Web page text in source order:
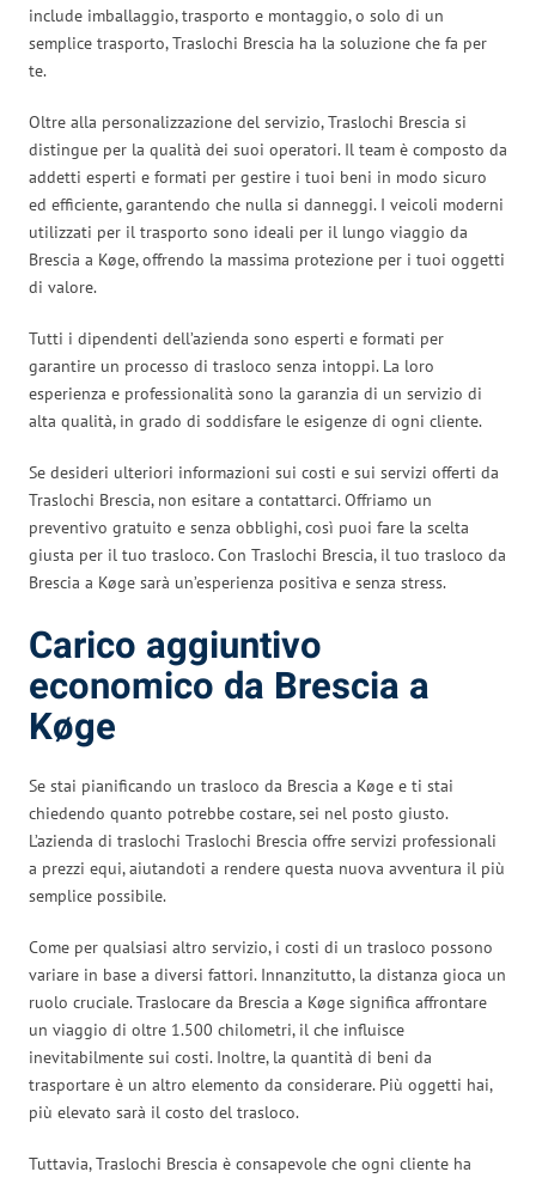
include imballaggio, trasporto e montaggio, o solo di un
semplice trasporto, Traslochi Brescia ha la soluzione che fa per
te.
Oltre alla personalizzazione del servizio, Traslochi Brescia si
distingue per la qualità dei suoi operatori. Il team è composto da
addetti esperti e formati per gestire i tuoi beni in modo sicuro
ed efficiente, garantendo che nulla si danneggi. I veicoli moderni
utilizzati per il trasporto sono ideali per il lungo viaggio da
Brescia a Køge, offrendo la massima protezione per i tuoi oggetti
di valore.
Tutti i dipendenti dell’azienda sono esperti e formati per
garantire un processo di trasloco senza intoppi. La loro
esperienza e professionalità sono la garanzia di un servizio di
alta qualità, in grado di soddisfare le esigenze di ogni cliente.
Se desideri ulteriori informazioni sui costi e sui servizi offerti da
Traslochi Brescia, non esitare a contattarci. Offriamo un
preventivo gratuito e senza obblighi, così puoi fare la scelta
giusta per il tuo trasloco. Con Traslochi Brescia, il tuo trasloco da
Brescia a Køge sarà un’esperienza positiva e senza stress.
Carico aggiuntivo
economico da Brescia a
Køge
Se stai pianificando un trasloco da Brescia a Køge e ti stai
chiedendo quanto potrebbe costare, sei nel posto giusto.
L’azienda di traslochi Traslochi Brescia offre servizi professionali
a prezzi equi, aiutandoti a rendere questa nuova avventura il più
semplice possibile.
Come per qualsiasi altro servizio, i costi di un trasloco possono
variare in base a diversi fattori. Innanzitutto, la distanza gioca un
ruolo cruciale. Traslocare da Brescia a Køge significa affrontare
un viaggio di oltre 1.500 chilometri, il che influisce
inevitabilmente sui costi. Inoltre, la quantità di beni da
trasportare è un altro elemento da considerare. Più oggetti hai,
più elevato sarà il costo del trasloco.
Tuttavia, Traslochi Brescia è consapevole che ogni cliente ha